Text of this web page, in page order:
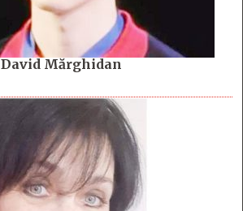
David Mărghidan